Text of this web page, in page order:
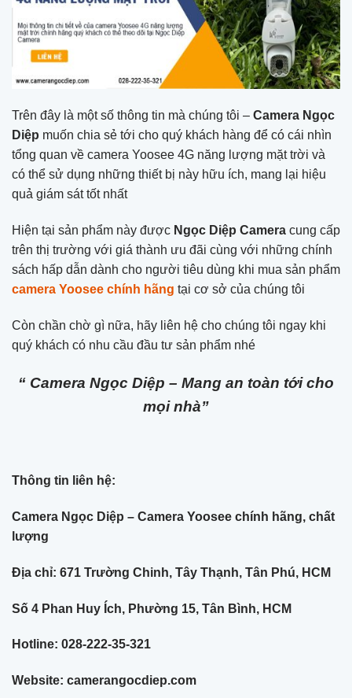
Trên đây là một số thông tin mà chúng tôi – Camera Ngọc
Diệp muốn chia sẻ tới cho quý khách hàng để có cái nhìn
tổng quan về camera Yoosee 4G năng lượng mặt trời và
có thể sử dụng những thiết bị này hữu ích, mang lại hiệu
quả giám sát tốt nhất
Hiện tại sản phẩm này được Ngọc Diệp Camera cung cấp
trên thị trường với giá thành ưu đãi cùng với những chính
sách hấp dẫn dành cho người tiêu dùng khi mua sản phẩm
camera Yoosee chính hãng tại cơ sở của chúng tôi
Còn chần chờ gì nữa, hãy liên hệ cho chúng tôi ngay khi
quý khách có nhu cầu đầu tư sản phẩm nhé
“ Camera Ngọc Diệp – Mang an toàn tới cho
mọi nhà”
Thông tin liên hệ:
Camera Ngọc Diệp – Camera Yoosee chính hãng, chất
lượng
Địa chỉ: 671 Trường Chinh, Tây Thạnh, Tân Phú, HCM
Số 4 Phan Huy Ích, Phường 15, Tân Bình, HCM
Hotline: 028-222-35-321
Website: camerangocdiep.com